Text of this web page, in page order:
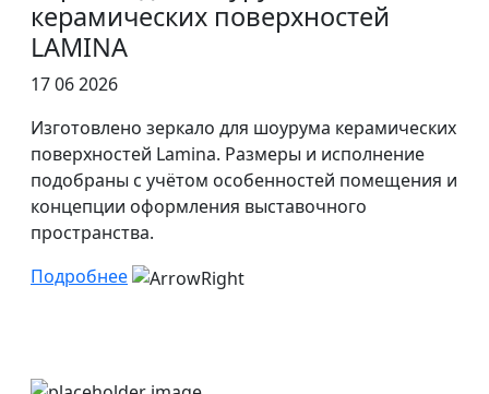
керамических поверхностей
LAMINA
17 06 2026
Изготовлено зеркало для шоурума керамических
поверхностей Lamina. Размеры и исполнение
подобраны с учётом особенностей помещения и
концепции оформления выставочного
пространства.
Подробнее